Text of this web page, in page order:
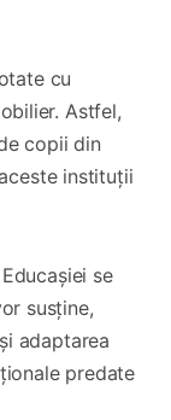
cu
Astfel,
copii din
instituții
se
susține,
adaptarea
predate